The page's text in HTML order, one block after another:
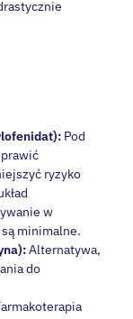
ryzyko
w
minimalne.
Alternatywa,
do
z